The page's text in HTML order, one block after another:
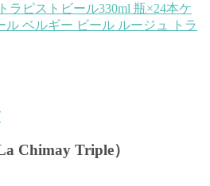
ラピストビール330ml 瓶×24本ケ
ル ベルギー ビール ルージュ トラ
Chimay Triple）